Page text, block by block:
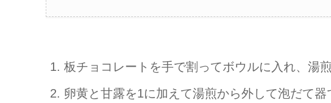
板チョコレートを手で割ってボウルに入れ、湯
卵黄と甘露を1に加えて湯煎から外して泡だて器